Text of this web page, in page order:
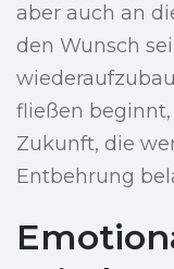
aber auch an
den Wunsch
fließen
Zukunft, die
Entbehrung